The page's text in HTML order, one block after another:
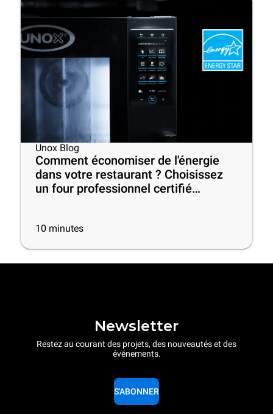
Unox Blog
Comment économiser de l'énergie
dans votre restaurant ? Choisissez
un four professionnel certifié
10 minutes
Newsletter
Restez au courant des projets, des nouveautés et des
événements.
S'ABONNER